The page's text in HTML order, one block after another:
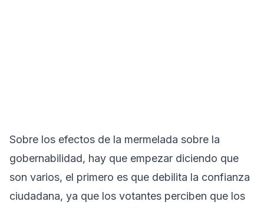
Sobre los efectos de la mermelada sobre la
gobernabilidad, hay que empezar diciendo que
son varios, el primero es que debilita la confianza
ciudadana, ya que los votantes perciben que los